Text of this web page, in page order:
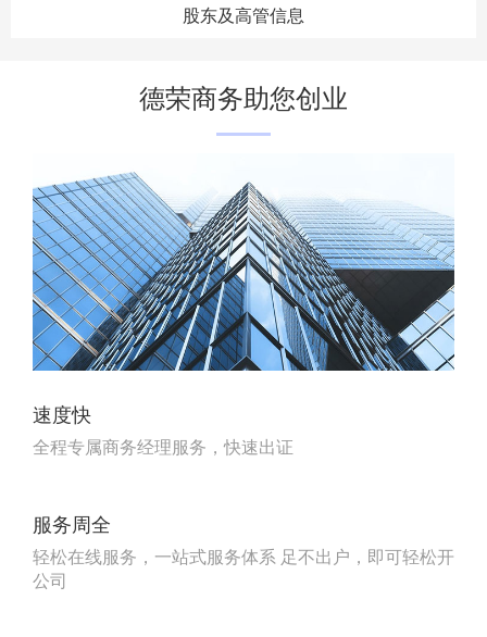
股东及高管信息
德荣商务助您创业
速度快
全程专属商务经理服务，快速出证
服务周全
轻松在线服务，一站式服务体系 足不出户，即可轻松开
公司